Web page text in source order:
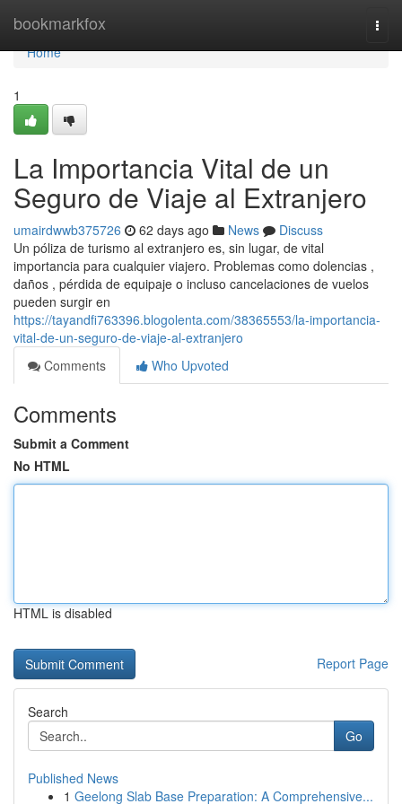
bookmarkfox
Home
Home
1
La Importancia Vital de un
Seguro de Viaje al Extranjero
umairdwwb375726 62 days ago News
Discuss
Un póliza de turismo al extranjero es, sin lugar, de vital
importancia para cualquier viajero. Problemas como dolencias ,
daños , pérdida de equipaje o incluso cancelaciones de vuelos
pueden surgir en
https://tayandfi763396.blogolenta.com/38365553/la-importancia-
vital-de-un-seguro-de-viaje-al-extranjero
Comments
Who Upvoted
Comments
Submit a Comment
No HTML
HTML is disabled
Report Page
Search
Go
Published News
1 Geelong Slab Base Preparation: A Comprehensive...